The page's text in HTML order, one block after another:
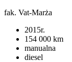
fak. Vat-Marża
2015r.
154 000 km
manualna
diesel